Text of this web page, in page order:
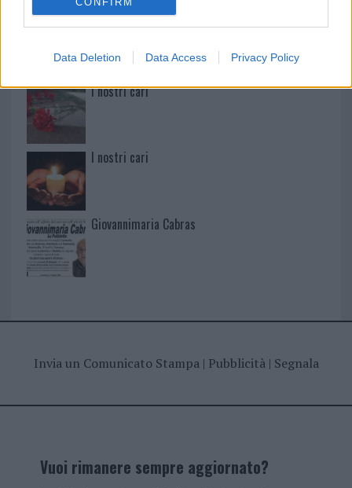
Data Deletion Data Access Privacy Policy
I nostri cari
I nostri cari
I nostri cari
Giovannimaria Cabras
Invia un Comunicato Stampa| Pubblicità| Segnala
Vuoi rimanere sempre aggiornato?